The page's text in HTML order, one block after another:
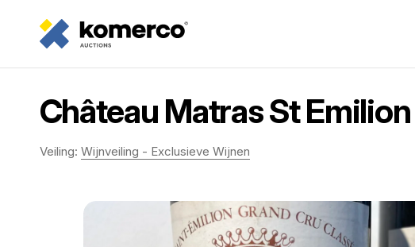
Château Matras St
Veiling: Wijnveiling - Exclusieve Wijnen